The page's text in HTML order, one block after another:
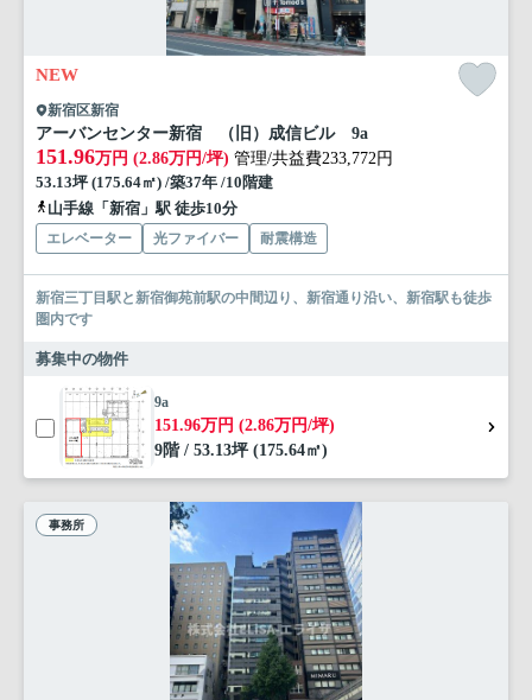
NEW
新宿区新宿
アーバンセンター新宿 （旧）成信ビル 9a
151.96万円 (2.86万円/坪) 管理/共益費233,772円
53.13坪 (175.64㎡) /築37年 /10階建
山手線「新宿」駅 徒歩10分
エレベーター 光ファイバー 耐震構造
新宿三丁目駅と新宿御苑前駅の中間辺り、新宿通り沿い、新宿駅も徒歩
圏内です
募集中の物件
9a
151.96万円 (2.86万円/坪)
9階 / 53.13坪 (175.64㎡)
事務所